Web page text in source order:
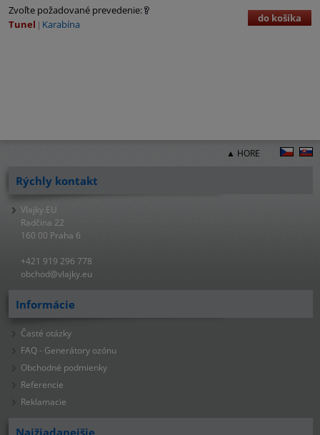
Zvoľte požadované prevedenie:
Tunel
Karabína do košíka
▲ HORE
Rýchly kontakt
Vlajky.EU
Radčina 22
160 00 Praha 6
+421 919 296 778
obchod@vlajky.eu
Informácie
Časté otázky
FAQ - Generátory ozónu
Obchodné podmienky
Referencie
Reklamacie
Najžiadanejšie